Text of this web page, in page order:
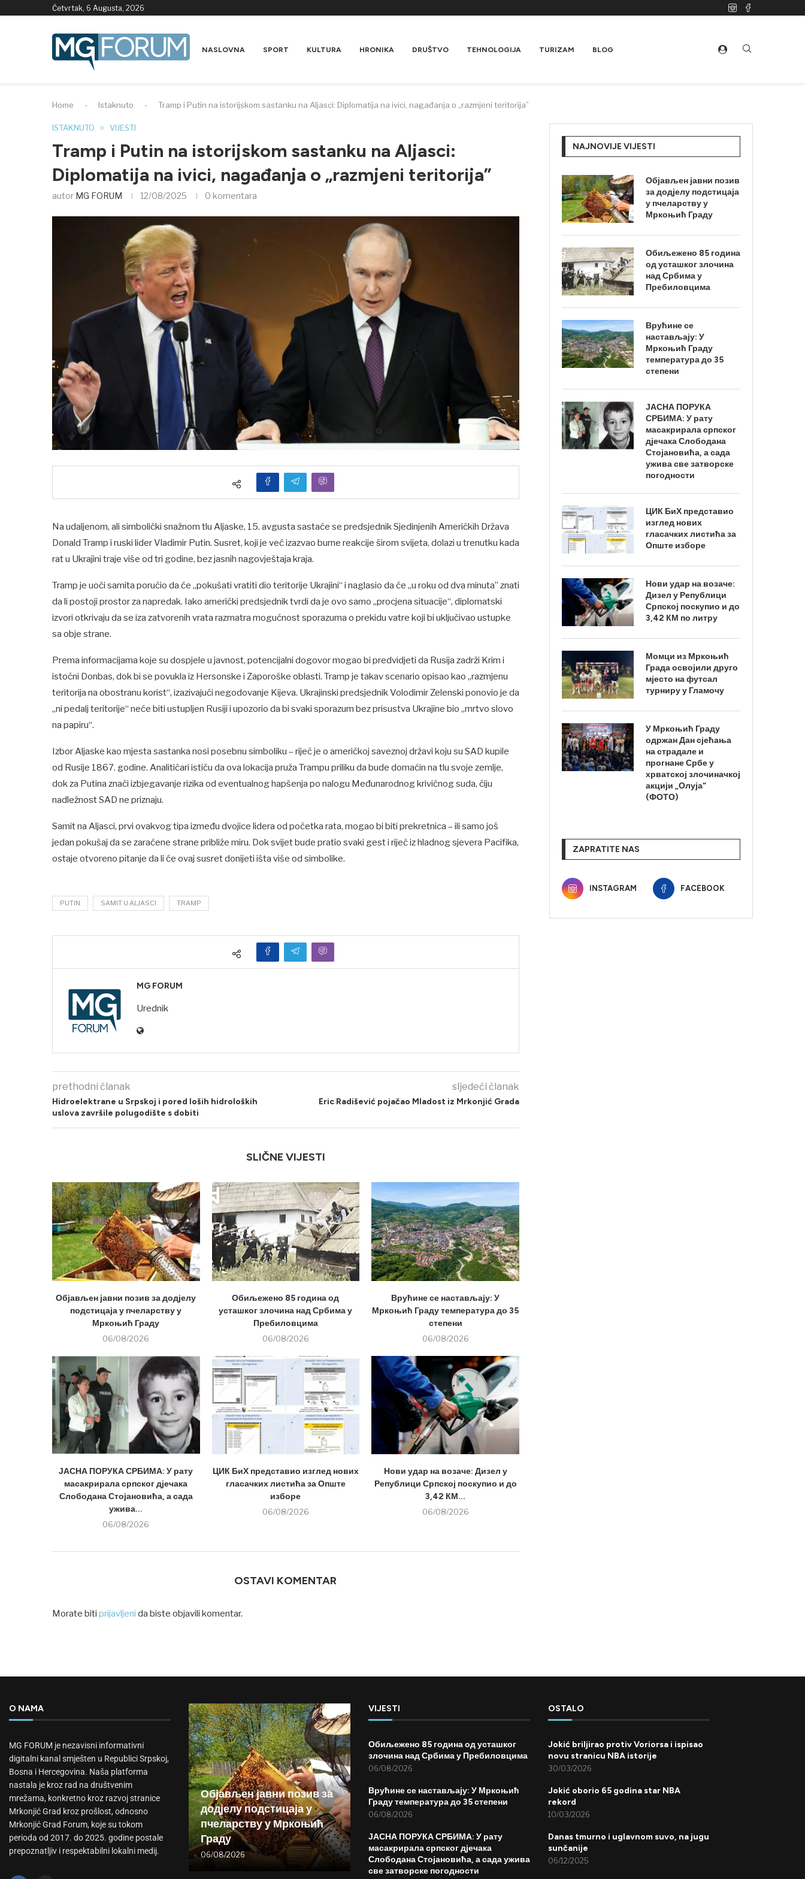
Četvrtak, 6 Augusta, 2026
NASLOVNA SPORT KULTURA HRONIKA DRUŠTVO TEHNOLOGIJA TURIZAM BLOG
Home - Istaknuto - Tramp i Putin na istorijskom sastanku na Aljasci: Diplomatija na ivici, nagađanja o „razmjeni teritorija”
ISTAKNUTO VIJESTI
Tramp i Putin na istorijskom sastanku na Aljasci:
Diplomatija na ivici, nagađanja o „razmjeni teritorija”
autor MG FORUM 12/08/2025 0 komentara
Na udaljenom, ali simbolički snažnom tlu Aljaske, 15. avgusta sastaće se predsjednik Sjedinjenih Američkih Država
Donald Tramp i ruski lider Vladimir Putin. Susret, koji je već izazvao burne reakcije širom svijeta, dolazi u trenutku kada
rat u Ukrajini traje više od tri godine, bez jasnih nagovještaja kraja.
Tramp je uoči samita poručio da će „pokušati vratiti dio teritorije Ukrajini“ i naglasio da će „u roku od dva minuta” znati
da li postoji prostor za napredak. Iako američki predsjednik tvrdi da je ovo samo „procjena situacije“, diplomatski
izvori otkrivaju da se iza zatvorenih vrata razmatra mogućnost sporazuma o prekidu vatre koji bi uključivao ustupke
sa obje strane.
Prema informacijama koje su dospjele u javnost, potencijalni dogovor mogao bi predvidjeti da Rusija zadrži Krim i
istočni Donbas, dok bi se povukla iz Hersonske i Zaporoške oblasti. Tramp je takav scenario opisao kao „razmjenu
teritorija na obostranu korist“, izazivajući negodovanje Kijeva. Ukrajinski predsjednik Volodimir Zelenski ponovio je da
„ni pedalj teritorije“ neće biti ustupljen Rusiji i upozorio da bi svaki sporazum bez prisustva Ukrajine bio „mrtvo slovo
na papiru“.
Izbor Aljaske kao mjesta sastanka nosi posebnu simboliku – riječ je o američkoj saveznoj državi koju su SAD kupile
od Rusije 1867. godine. Analitičari ističu da ova lokacija pruža Trampu priliku da bude domaćin na tlu svoje zemlje,
dok za Putina znači izbjegavanje rizika od eventualnog hapšenja po nalogu Međunarodnog krivičnog suda, čiju
nadležnost SAD ne priznaju.
Samit na Aljasci, prvi ovakvog tipa između dvojice lidera od početka rata, mogao bi biti prekretnica – ili samo još
jedan pokušaj da se zaraćene strane približe miru. Dok svijet bude pratio svaki gest i riječ iz hladnog sjevera Pacifika,
ostaje otvoreno pitanje da li će ovaj susret donijeti išta više od simbolike.
PUTIN SAMIT U ALJASCI TRAMP
MG FORUM
Urednik
prethodni članak
Hidroelektrane u Srpskoj i pored loših hidroloških
uslova završile polugodište s dobiti
sljedeći članak
Eric Radišević pojačao Mladost iz Mrkonjić Grada
SLIČNE VIJESTI
Објављен јавни позив за додјелу
подстицаја у пчеларству у
Мркоњић Граду
06/08/2026
Обиљежено 85 година од
усташког злочина над Србима у
Пребиловцима
06/08/2026
Врућине се настављају: У
Мркоњић Граду температура до 35
степени
06/08/2026
ЈАСНА ПОРУКА СРБИМА: У рату
масакрирала српског дјечака
Слободана Стојановића, а сада
ужива...
06/08/2026
ЦИК БиХ представио изглед нових
гласачких листића за Опште
изборе
06/08/2026
Нови удар на возаче: Дизел у
Републици Српској поскупио и до
3,42 КМ...
06/08/2026
OSTAVI KOMENTAR
Morate biti prijavljeni da biste objavili komentar.
NAJNOVIJE VIJESTI
Објављен јавни позив
за додјелу подстицаја
у пчеларству у
Мркоњић Граду
Обиљежено 85 година
од усташког злочина
над Србима у
Пребиловцима
Врућине се
настављају: У
Мркоњић Граду
температура до 35
степени
ЈАСНА ПОРУКА
СРБИМА: У рату
масакрирала српског
дјечака Слободана
Стојановића, а сада
ужива све затворске
погодности
ЦИК БиХ представио
изглед нових
гласачких листића за
Опште изборе
Нови удар на возаче:
Дизел у Републици
Српској поскупио и до
3,42 КМ по литру
Момци из Мркоњић
Града освојили друго
мјесто на футсал
турниру у Гламочу
У Мркоњић Граду
одржан Дан сјећања
на страдале и
прогнане Србе у
хрватској злочиначкој
акцији „Олуја“
(ФОТО)
ZAPRATITE NAS
INSTAGRAM FACEBOOK
O NAMA
MG FORUM je nezavisni informativni
digitalni kanal smješten u Republici Srpskoj,
Bosna i Hercegovina. Naša platforma
nastala je kroz rad na društvenim
mrežama, konkretno kroz razvoj stranice
Mrkonjić Grad kroz prošlost, odnosno
Mrkonjić Grad Forum, koje su tokom
perioda od 2017. do 2025. godine postale
prepoznatljiv i respektabilni lokalni medij.
Објављен јавни позив за
додјелу подстицаја у
пчеларству у Мркоњић
Граду
06/08/2026
VIJESTI
Обиљежено 85 година од усташког
злочина над Србима у Пребиловцима
06/08/2026
Врућине се настављају: У Мркоњић
Граду температура до 35 степени
06/08/2026
ЈАСНА ПОРУКА СРБИМА: У рату
масакрирала српског дјечака
Слободана Стојановића, а сада ужива
све затворске погодности
OSTALO
Jokić briljirao protiv Voriorsa i ispisao
novu stranicu NBA istorije
30/03/2026
Jokić oborio 65 godina star NBA
rekord
10/03/2026
Danas tmurno i uglavnom suvo, na jugu
sunčanije
06/12/2025